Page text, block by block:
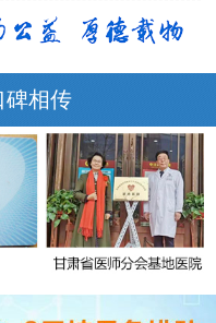
相传